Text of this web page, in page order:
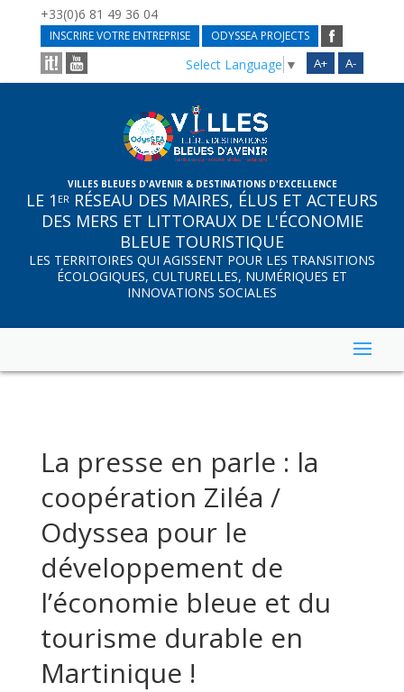
+33(0)6 81 49 36 04
INSCRIRE VOTRE ENTREPRISE ODYSSEA PROJECTS
A+ A-
Select Language ▼
VILLES BLEUES D'AVENIR & DESTINATIONS D'EXCELLENCE
LE 1 ER RÉSEAU DES MAIRES, ÉLUS ET ACTEURS
DES MERS ET LITTORAUX DE L'ÉCONOMIE
BLEUE TOURISTIQUE
LES TERRITOIRES QUI AGISSENT POUR LES TRANSITIONS
ÉCOLOGIQUES, CULTURELLES, NUMÉRIQUES ET
INNOVATIONS SOCIALES
La presse en parle : la
coopération Ziléa /
Odyssea pour le
développement de
l’économie bleue et du
tourisme durable en
Martinique !